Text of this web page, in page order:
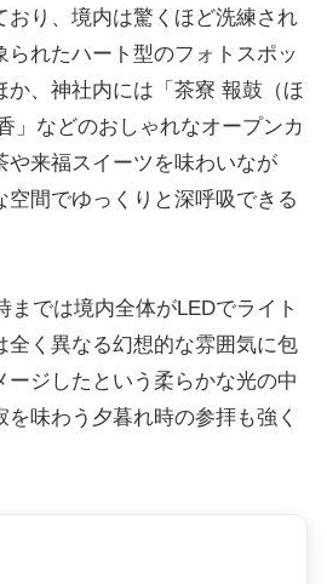
おり、境内は驚くほど洗練され
られたハート型のフォトスポッ
か、神社内には「茶寮 報鼓（ほ
」などのおしゃれなオープンカ
や来福スイーツを味わいなが
空間でゆっくりと深呼吸できる
までは境内全体がLEDでライト
全く異なる幻想的な雰囲気に包
ージしたという柔らかな光の中
味わう夕暮れ時の参拝も強く